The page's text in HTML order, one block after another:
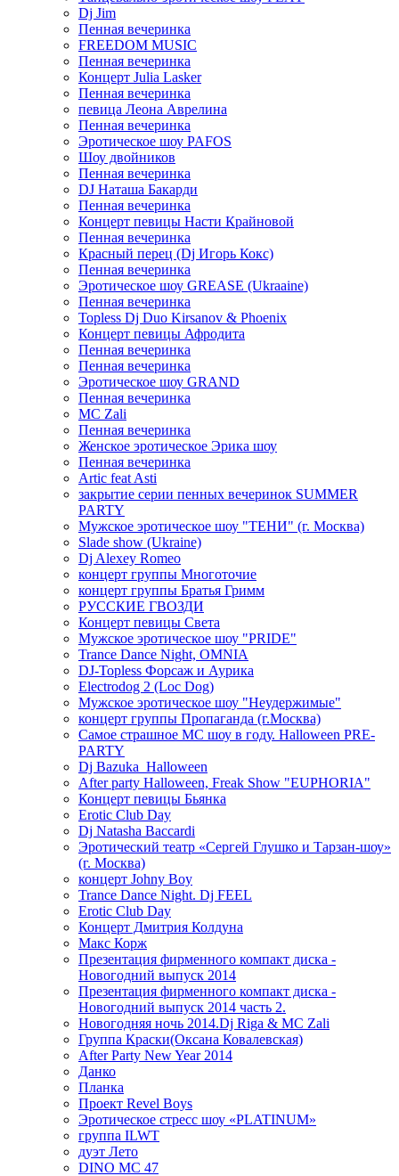
Dj Jim
Пенная вечеринка
FREEDOM MUSIC
Пенная вечеринка
Концерт Julia Lasker
Пенная вечеринка
певица Леона Аврелина
Пенная вечеринка
Эротическое шоу PAFOS
Шоу двойников
Пенная вечеринка
DJ Наташа Бакарди
Пенная вечеринка
Концерт певицы Насти Крайновой
Пенная вечеринка
Красный перец (Dj Игорь Кокс)
Пенная вечеринка
Эротическое шоу GREASE (Ukraaine)
Пенная вечеринка
Topless Dj Duo Kirsanov & Phoenix
Концерт певицы Афродита
Пенная вечеринка
Пенная вечеринка
Эротическое шоу GRAND
Пенная вечеринка
MC Zali
Пенная вечеринка
Женское эротическое Эрика шоу
Пенная вечеринка
Artic feat Asti
закрытие серии пенных вечеринок SUMMER
PARTY
Мужское эротическое шоу "ТЕНИ" (г. Москва)
Slade show (Ukraine)
Dj Alexey Romeo
концерт группы Многоточие
концерт группы Братья Гримм
РУССКИЕ ГВОЗДИ
Концерт певицы Света
Мужское эротическое шоу "PRIDE"
Trance Dance Night, OMNIA
DJ-Topless Форсаж и Аурика
Electrodog 2 (Loc Dog)
Мужское эротическое шоу "Неудержимые"
концерт группы Пропаганда (г.Москва)
Самое страшное МС шоу в году. Halloween PRE-
PARTY
Dj Bazuka_Halloween
After party Halloween, Freak Show "EUPHORIA"
Концерт певицы Бьянка
Erotic Club Day
Dj Natasha Baccardi
Эротический театр «Сергей Глушко и Тарзан-шоу»
(г. Москва)
концерт Johny Boy
Trance Dance Night. Dj FEEL
Erotic Club Day
Концерт Дмитрия Колдуна
Макс Корж
Презентация фирменного компакт диска -
Новогодний выпуск 2014
Презентация фирменного компакт диска -
Новогодний выпуск 2014 часть 2.
Новогодняя ночь 2014.Dj Riga & MC Zali
Группа Краски(Оксана Ковалевская)
After Party New Year 2014
Данко
Планка
Проект Revel Boys
Эротическое стресс шоу «PLATINUM»
группа ILWT
дуэт Лето
DINO MC 47